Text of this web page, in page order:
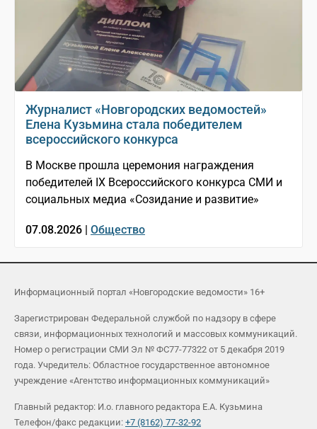
Журналист «Новгородских ведомостей»
Елена Кузьмина стала победителем
всероссийского конкурса
В Москве прошла церемония награждения
победителей IX Всероссийского конкурса СМИ и
социальных медиа «Созидание и развитие»
07.08.2026 | Общество
Информационный портал «Новгородские ведомости» 16+
Зарегистрирован Федеральной службой по надзору в сфере
связи, информационных технологий и массовых коммуникаций.
Номер о регистрации СМИ Эл № ФС77-77322 от 5 декабря 2019
года. Учредитель: Областное государственное автономное
учреждение «Агентство информационных коммуникаций»
Главный редактор: И.о. главного редактора Е.А. Кузьмина
Телефон/факс редакции: +7 (8162) 77-32-92